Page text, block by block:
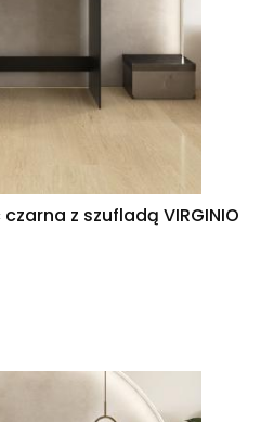
z szufladą VIRGINIO